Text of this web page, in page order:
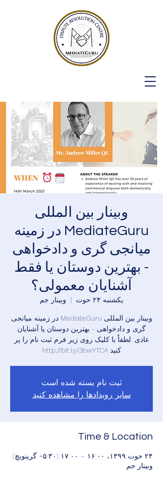
وبینار بین المللی
MediateGuru در زمینه
میانجی گری و دادخواهی
- بهترین دوستان یا فقط
آشنایان معمولی؟
یکشنبه ۲۴ حوت
  |
وبینار جم
وبینار بین المللی MediateGuru در زمینه میانجی
گری و دادخواهی - بهترین دوستان یا آشنایان
عادی. لطفاً با کلیک روی زیر فرم ثبت نام را پر
کنید http://bit.ly/3bwYTCA
ثبت نام بسته شده است
سایر رویدادها را مشاهده کنید
Time & Location
۲۴ حوت ۱۳۹۹، ۱۶:۰۰ – ۱۷:۰۰ (‎+۵:۳۰ گرینویچ)
وبینار جم